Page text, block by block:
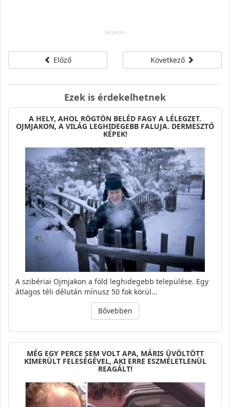
Előző Következő
Ezek is érdekelhetnek
A HELY, AHOL RÖGTÖN BELÉD FAGY A LÉLEGZET.
OJMJAKON, A VILÁG LEGHIDEGEBB FALUJA. DERMESZTŐ
KÉPEK!
A szibériai Ojmjakon a föld leghidegebb települése. Egy
átlagos téli délután mínusz 50 fok körül…
Bővebben
MÉG EGY PERCE SEM VOLT APA, MÁRIS ÜVÖLTÖTT
KIMERÜLT FELESÉGÉVEL, AKI ERRE ESZMÉLETLENÜL
REAGÁLT!